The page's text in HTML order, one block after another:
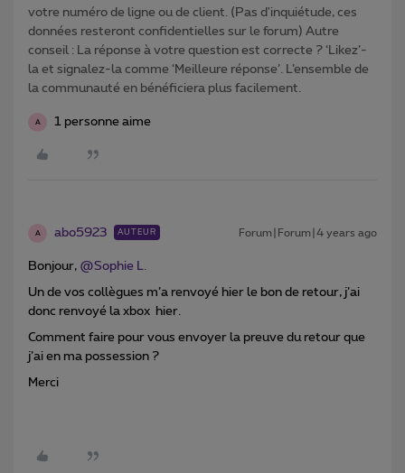
votre numéro de ligne ou de client. (Pas d'inquiétude, ces
données resteront confidentielles sur le forum) Autre
conseil : La réponse à votre question est correcte ? ‘Likez’-
la et signalez-la comme ‘Meilleure réponse’. L’ensemble de
la communauté en bénéficiera plus facilement.
A 1 personne aime
A abo5923 AUTEUR Forum|Forum|4 years ago
Bonjour, @Sophie L.
Un de vos collègues m’a renvoyé hier le bon de retour, j’ai
donc renvoyé la xbox hier.
Comment faire pour vous envoyer la preuve du retour que
j’ai en ma possession ?
Merci